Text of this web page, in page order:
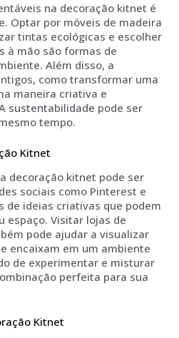
na decoração kitnet é
Optar por móveis de madeira
tintas ecológicas e escolher
à mão são formas de
Além disso, a
como transformar uma
maneira criativa e
sustentabilidade pode ser
tempo.
Kitnet
decoração kitnet pode ser
sociais como Pinterest e
de ideias criativas que podem
espaço. Visitar lojas de
pode ajudar a visualizar
encaixam em um ambiente
de experimentar e misturar
perfeita para sua
Kitnet